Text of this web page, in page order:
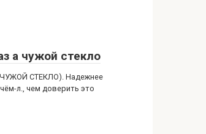
а чужой стекло
СТЕКЛО). Надежнее
л., чем доверить это